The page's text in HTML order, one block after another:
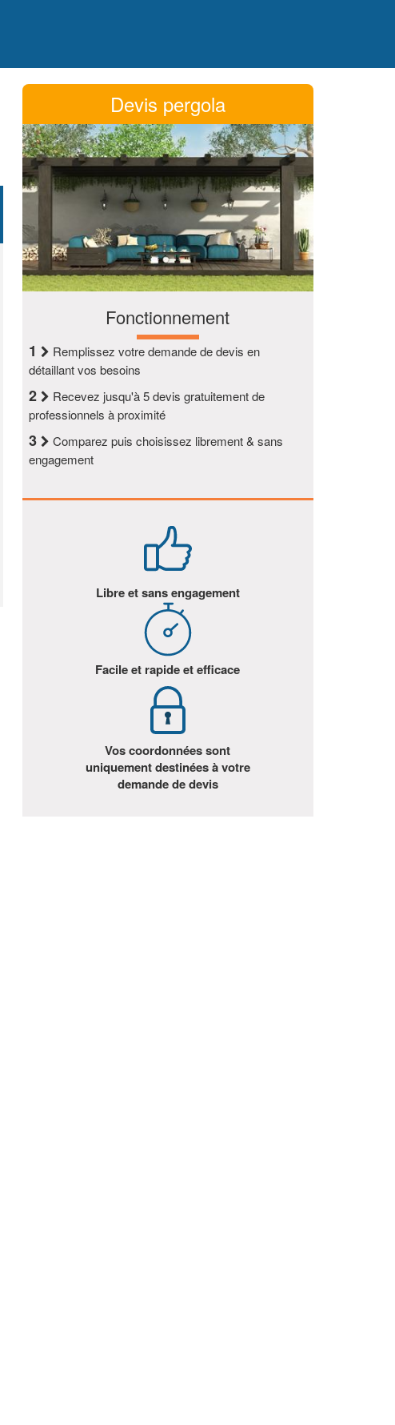
Devis pergola
Fonctionnement
1
Remplissez votre demande de devis en
détaillant vos besoins
2
Recevez jusqu'à 5 devis gratuitement de
professionnels à proximité
3
Comparez puis choisissez librement & sans
engagement
Libre et sans engagement
Facile et rapide et efficace
Vos coordonnées sont
uniquement destinées à votre
demande de devis